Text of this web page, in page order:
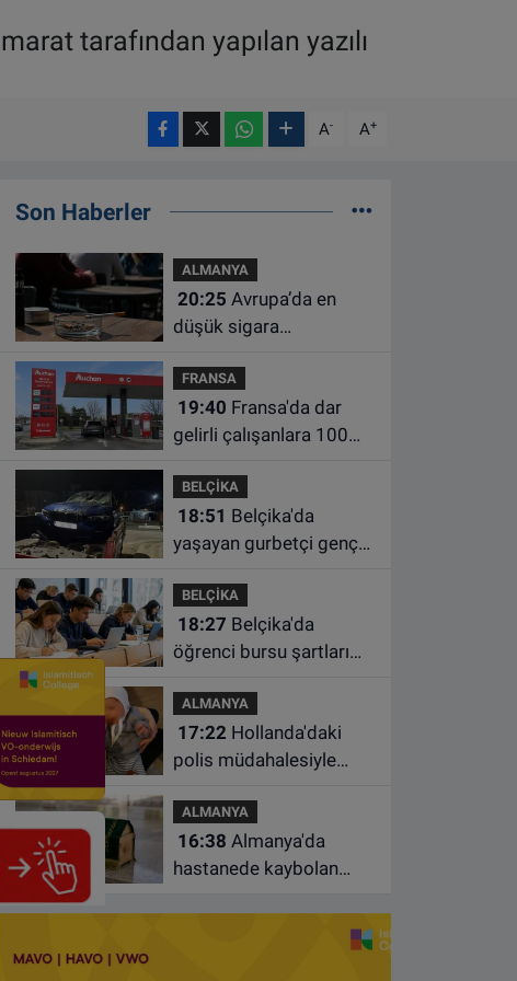
tarafından yapılan yazılı
A- A+
Son Haberler
ALMANYA
20:25
düşük sigara
Belçika’da olduğu
açıklandı
FRANSA
19:40
gelirli çalışanlara 100
süre uzatıldı
BELÇİKA
18:51
yaşayan gurbetçi genç
kazada hayatını kaybetti
BELÇİKA
18:27
öğrenci bursu şartları
ders almayan burs
alamayacak
ALMANYA
17:22
polis müdahalesiyle
çiftin bebeği aileden
alındı
ALMANYA
16:38
hastanede kaybolan